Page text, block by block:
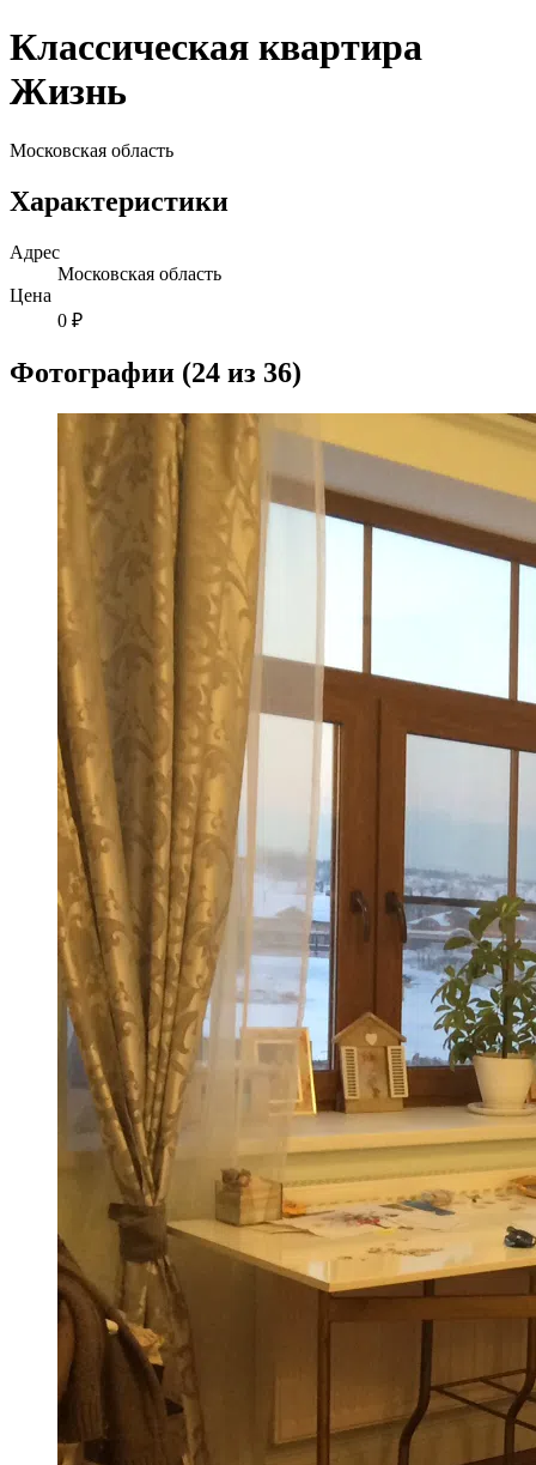
Классическая квартира
Жизнь
Московская область
Характеристики
Адрес
Московская область
Цена
0 ₽
Фотографии (24 из 36)